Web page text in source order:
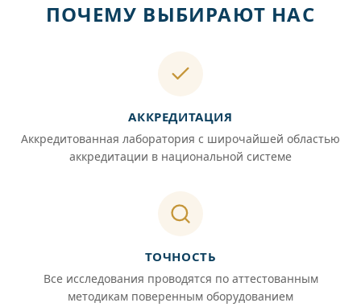
ПОЧЕМУ ВЫБИРАЮТ НАС
АККРЕДИТАЦИЯ
Аккредитованная лаборатория с широчайшей областью
аккредитации в национальной системе
ТОЧНОСТЬ
Все исследования проводятся по аттестованным
методикам поверенным оборудованием